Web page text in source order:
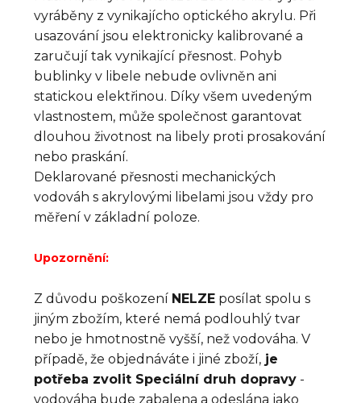
vyráběny z vynikajícho optického akrylu. Při
usazování jsou elektronicky kalibrované a
zaručují tak vynikající přesnost. Pohyb
bublinky v libele nebude ovlivněn ani
statickou elektřinou. Díky všem uvedeným
vlastnostem, může společnost garantovat
dlouhou životnost na libely proti prosakování
nebo praskání.
Deklarované přesnosti mechanických
vodováh s akrylovými libelami jsou vždy pro
měření v základní poloze.
Upozornění:
Z důvodu poškození NELZE posílat spolu s
jiným zbožím, které nemá podlouhlý tvar
nebo je hmotnostně vyšší, než vodováha. V
případě, že objednáváte i jiné zboží, je
potřeba zvolit Speciální druh dopravy -
vodováha bude zabalena a odeslána jako